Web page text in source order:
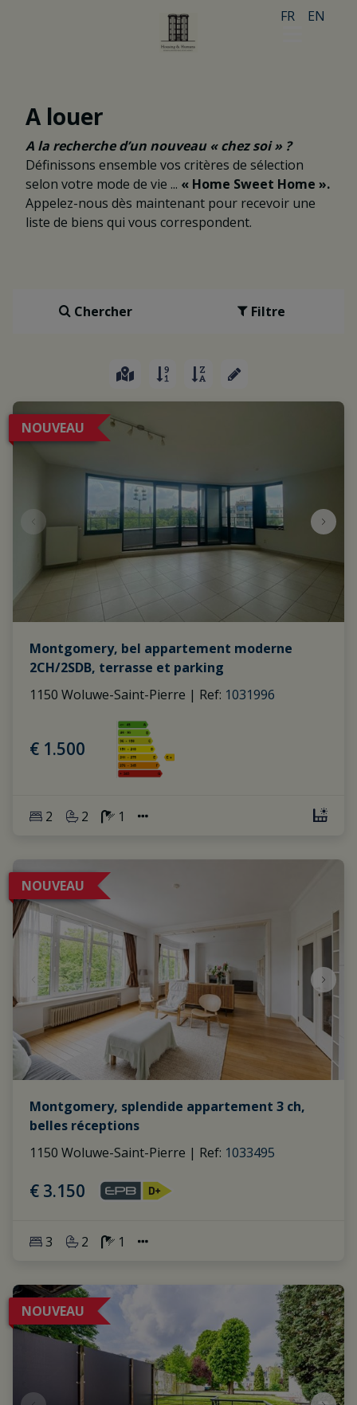
FR EN
A louer
A la recherche d’un nouveau « chez soi » ?
Définissons ensemble vos critères de sélection
selon votre mode de vie ... « Home Sweet Home ».
Appelez-nous dès maintenant pour recevoir une
liste de biens qui vous correspondent.
Chercher Filtre
NOUVEAU
Montgomery, bel appartement moderne
2CH/2SDB, terrasse et parking
1150 Woluwe-Saint-Pierre | Ref: 1031996
€ 1.500
2 2 1
NOUVEAU
Montgomery, splendide appartement 3 ch,
belles réceptions
1150 Woluwe-Saint-Pierre | Ref: 1033495
€ 3.150
3 2 1
NOUVEAU